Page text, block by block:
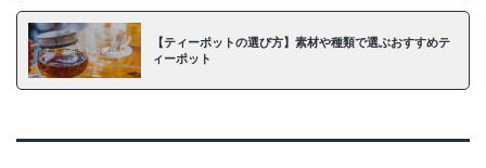
【ティーポットの選び方】素材や種類で選ぶおすすめテ
ィーポット